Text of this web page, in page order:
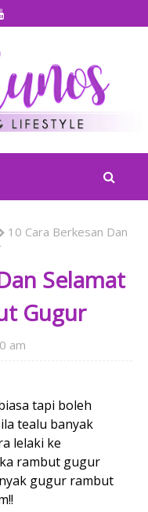
10 Cara Berkesan Dan
Selamat
Gugur
am
tapi boleh
tealu banyak
lelaki ke
rambut gugur
gugur rambut